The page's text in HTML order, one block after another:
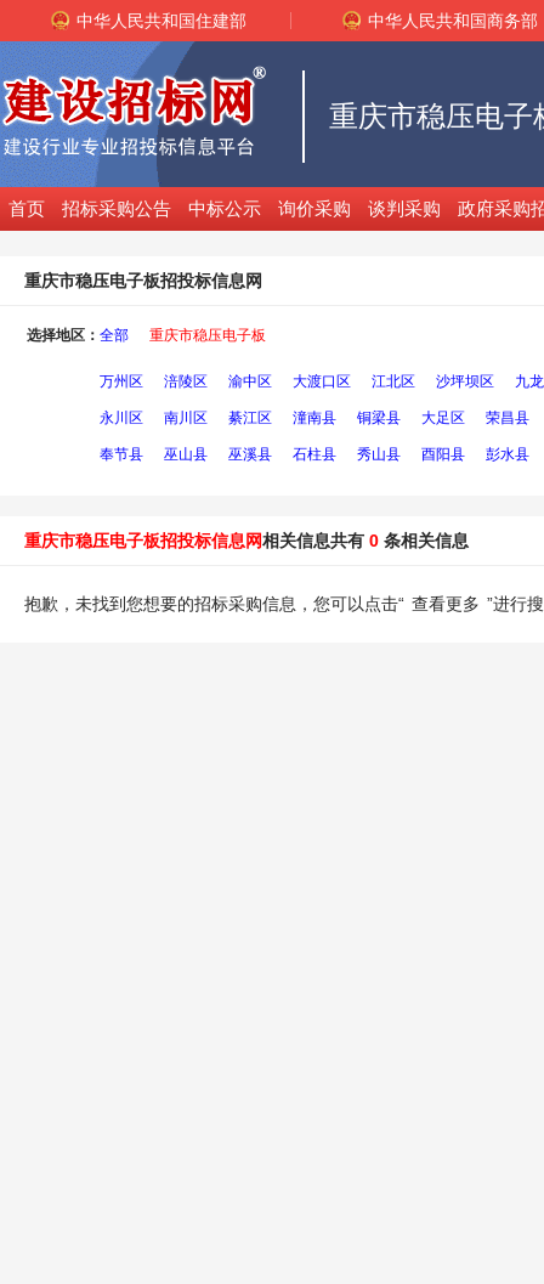
中华人民共和国住建部 中华人民共和国商务部
重庆市稳压电子
首页 招标采购公告 中标公示 询价采购 谈判采购 政府采购
重庆市稳压电子板招投标信息网
选择地区： 全部 重庆市稳压电子板
万州区 涪陵区 渝中区 大渡口区 江北区 沙坪坝区 九
永川区 南川区 綦江区 潼南县 铜梁县 大足区 荣昌县
奉节县 巫山县 巫溪县 石柱县 秀山县 酉阳县 彭水县
重庆市稳压电子板招投标信息网相关信息共有 0 条相关信息
抱歉，未找到您想要的招标采购信息，您可以点击“ 查看更多 ”进行